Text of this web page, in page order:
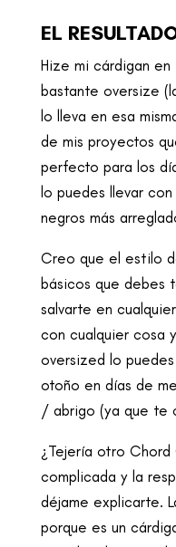
EL
Hize mi cárdigan en
bastante oversize
lo lleva en esa
de mis proyectos
perfecto para los
lo puedes llevar
negros más
Creo que el estilo
básicos que debes
salvarte en
con cualquier cosa
oversized lo
otoño en días de
/ abrigo (ya que te
¿Tejería otro Chord
complicada y la
déjame explicarte.
porque es un